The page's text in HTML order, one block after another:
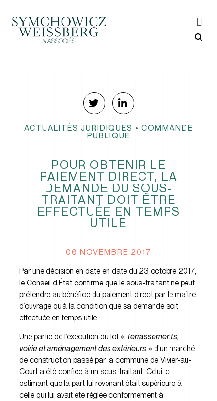
ACTUALITÉS JURIDIQUES • COMMANDE
PUBLIQUE
POUR OBTENIR LE
PAIEMENT DIRECT, LA
DEMANDE DU SOUS-
TRAITANT DOIT ÊTRE
EFFECTUÉE EN TEMPS
UTILE
06 NOVEMBRE 2017
Par une décision en date en date du 23 octobre 2017,
le Conseil d’État confirme que le sous-traitant ne peut
prétendre au bénéfice du paiement direct par le maître
d’ouvrage qu’à la condition que sa demande soit
effectuée en temps utile.
Une partie de l’exécution du lot « Terrassements,
voirie et aménagement des extérieurs » d’un marché
de construction passé par la commune de Vivier-au-
Court a été confiée à un sous-traitant. Celui-ci
estimant que la part lui revenant était supérieure à
celle qui lui avait été réglée conformément à